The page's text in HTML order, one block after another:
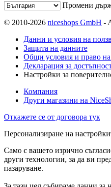
Промени
© 2010-2026 niceshops GmbH -
Данни и условия на
Защита на данните
Общи условия и право на
Декларация за
Настройки за
Компания
Други магазини на
Откажете се от договора тук
Персонализиране на
Само с вашето изрично
други технологии, за да ви
пазаруване.